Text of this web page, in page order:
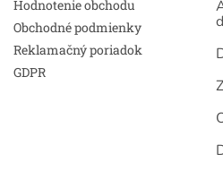
Hodnotenie obchodu
Obchodné podmienky
Reklamačný poriadok
GDPR